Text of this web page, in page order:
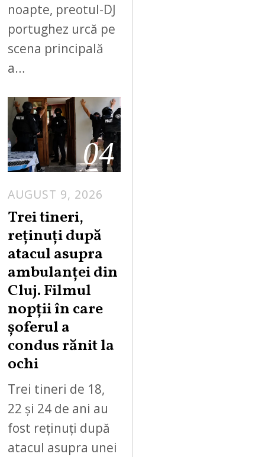
noapte, preotul-DJ
portughez urcă pe
scena principală
a…
04
AUGUST 9, 2026
Trei tineri,
reținuți după
atacul asupra
ambulanței din
Cluj. Filmul
nopții în care
șoferul a
condus rănit la
ochi
Trei tineri de 18,
22 și 24 de ani au
fost reținuți după
atacul asupra unei